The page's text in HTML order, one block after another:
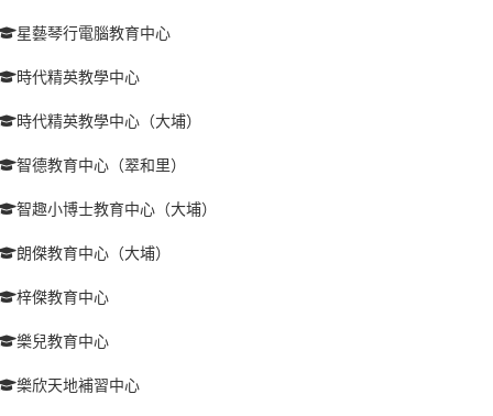
星藝琴行電腦教育中心
時代精英教學中心
時代精英教學中心（大埔）
智德教育中心（翠和里）
智趣小博士教育中心（大埔）
朗傑教育中心（大埔）
梓傑教育中心
樂兒教育中心
樂欣天地補習中心